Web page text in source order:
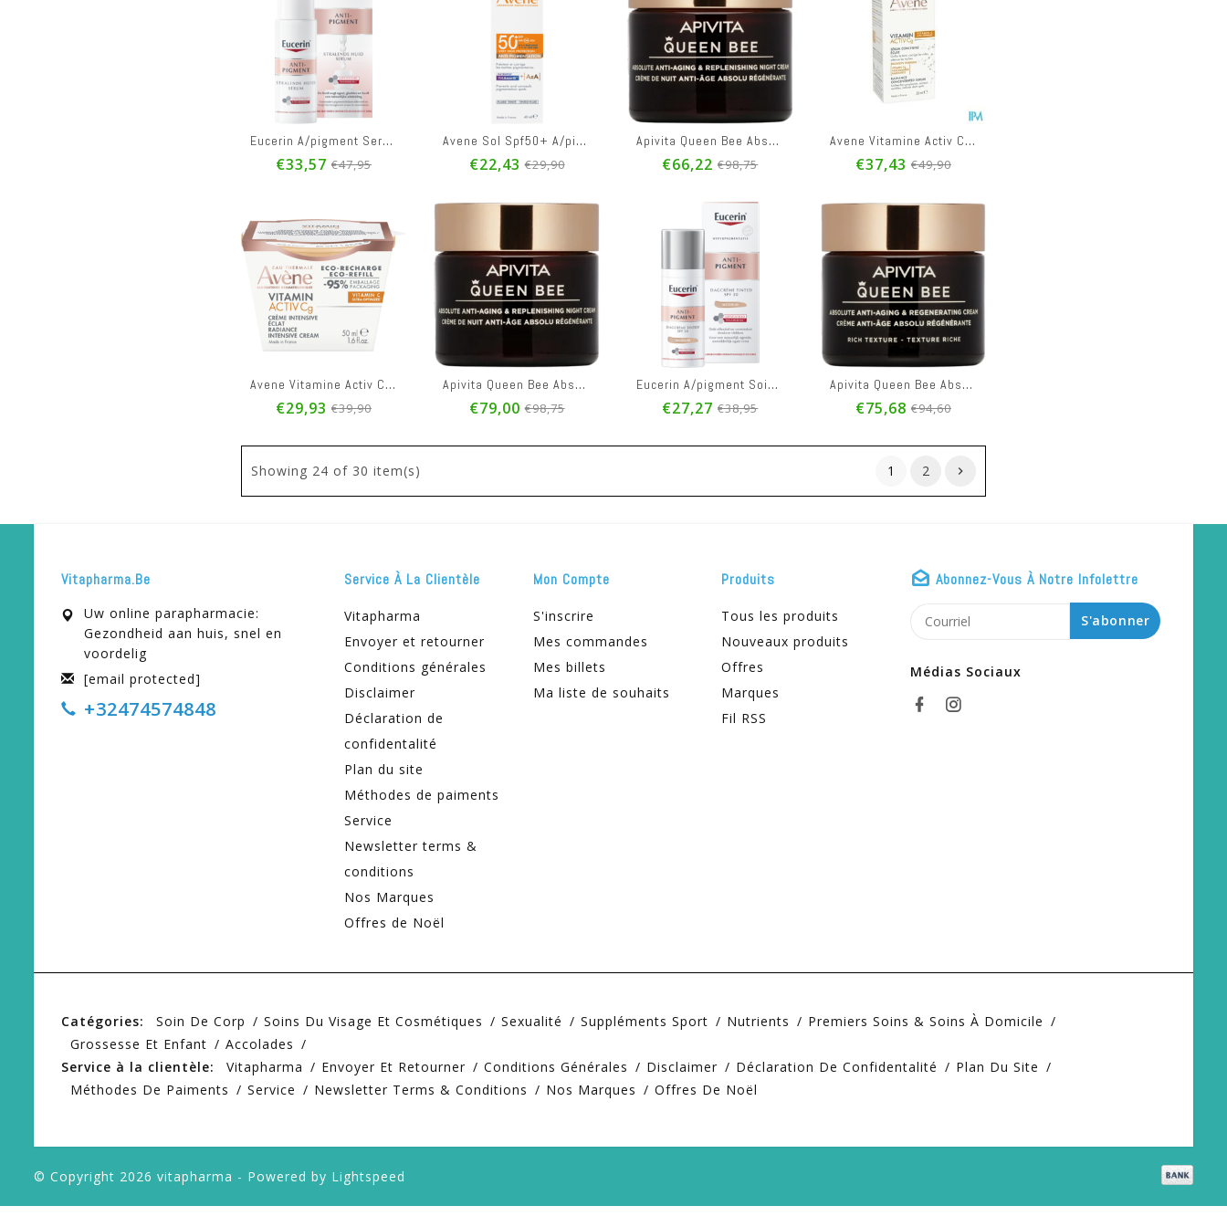
Eucerin A/pigment Serum Eclat Fl 30ml
€33,57 €47,95
Avene Sol Spf50+ A/pigment Fluide 40ml
€22,43 €29,90
Apivita Queen Bee Absol.a/aging&repl.night Cr 50ml
€66,22 €98,75
Avene Vitamine Activ Cg Serum Correcteur Eclat30ml
€37,43 €49,90
Avene Vitamine Activ Cg Cr Intens. Eclat Rech.50ml
€29,93 €39,90
Apivita Queen Bee Absol.a/aging&repl.night Cr 50ml
€79,00 €98,75
Eucerin A/pigment Soin Jour Teinte Ip30 Medium50ml
€27,27 €38,95
Apivita Queen Bee Absol. A/aging&reg. Cr Rich 50ml
€75,68 €94,60
Showing 24 of 30 item(s) 1 2
Vitapharma.be
Uw online parapharmacie:
Gezondheid aan huis, snel en
voordelig
[email protected]
+32474574848
Service À La Clientèle
Vitapharma
Envoyer et retourner
Conditions générales
Disclaimer
Déclaration de
confidentalité
Plan du site
Méthodes de paiments
Service
Newsletter terms &
conditions
Nos Marques
Offres de Noël
Mon Compte
S'inscrire
Mes commandes
Mes billets
Ma liste de souhaits
Produits
Tous les produits
Nouveaux produits
Offres
Marques
Fil RSS
Abonnez-Vous À Notre Infolettre
S'abonner
Médias Sociaux
Catégories: Soin De Corp Soins Du Visage Et Cosmétiques Sexualité Suppléments Sport Nutrients
Premiers Soins & Soins À Domicile
Grossesse Et Enfant
Accolades
Service à la clientèle:
Vitapharma Envoyer Et Retourner Conditions Générales Disclaimer Déclaration De Confidentalité
Plan Du Site
Méthodes De Paiments
Service Newsletter Terms & Conditions Nos Marques Offres De Noël
© Copyright 2026 vitapharma - Powered by Lightspeed